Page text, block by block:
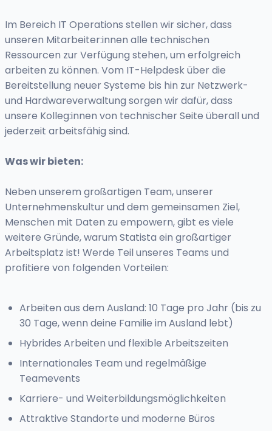
Im Bereich IT Operations stellen wir sicher, dass
unseren Mitarbeiter:innen alle technischen
Ressourcen zur Verfügung stehen, um erfolgreich
arbeiten zu können. Vom IT-Helpdesk über die
Bereitstellung neuer Systeme bis hin zur Netzwerk-
und Hardwareverwaltung sorgen wir dafür, dass
unsere Kolleg:innen von technischer Seite überall und
jederzeit arbeitsfähig sind.
Was wir bieten:
Neben unserem großartigen Team, unserer
Unternehmenskultur und dem gemeinsamen Ziel,
Menschen mit Daten zu empowern, gibt es viele
weitere Gründe, warum Statista ein großartiger
Arbeitsplatz ist! Werde Teil unseres Teams und
profitiere von folgenden Vorteilen:
Arbeiten aus dem Ausland: 10 Tage pro Jahr (bis zu
30 Tage, wenn deine Familie im Ausland lebt)
Hybrides Arbeiten und flexible Arbeitszeiten
Internationales Team und regelmäßige
Teamevents
Karriere- und Weiterbildungsmöglichkeiten
Attraktive Standorte und moderne Büros